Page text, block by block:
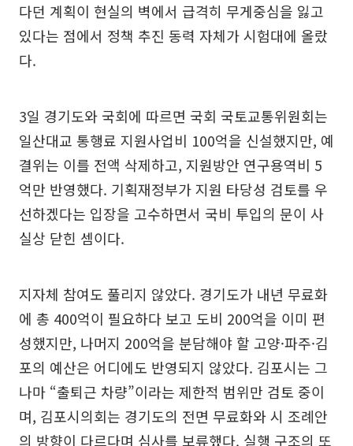
다던 계획이 현실의 벽에서 급격히 무게중심을 잃고
있다는 점에서 정책 추진 동력 자체가 시험대에 올랐
다.
3일 경기도와 국회에 따르면 국회 국토교통위원회는
일산대교 통행료 지원사업비 100억을 신설했지만, 예
결위는 이를 전액 삭제하고, 지원방안 연구용역비 5
억만 반영했다. 기획재정부가 지원 타당성 검토를 우
선하겠다는 입장을 고수하면서 국비 투입의 문이 사
실상 닫힌 셈이다.
지자체 참여도 풀리지 않았다. 경기도가 내년 무료화
에 총 400억이 필요하다 보고 도비 200억을 이미 편
성했지만, 나머지 200억을 분담해야 할 고양·파주·김
포의 예산은 어디에도 반영되지 않았다. 김포시는 그
나마 “출퇴근 차량”이라는 제한적 범위만 검토 중이
며, 김포시의회는 경기도의 전면 무료화와 시 조례안
의 방향이 다르다며 심사를 보류했다. 실행 구조의 또